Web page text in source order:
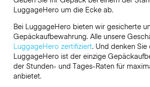
LuggageHero um die Ecke ab.
Bei LuggageHero bieten wir gesicherte
Gepäckaufbewahrung. Alle unsere
LuggageHero zertifiziert. Und denken Sie
LuggageHero ist der einzige
der Stunden- und Tages-Raten für
anbietet.